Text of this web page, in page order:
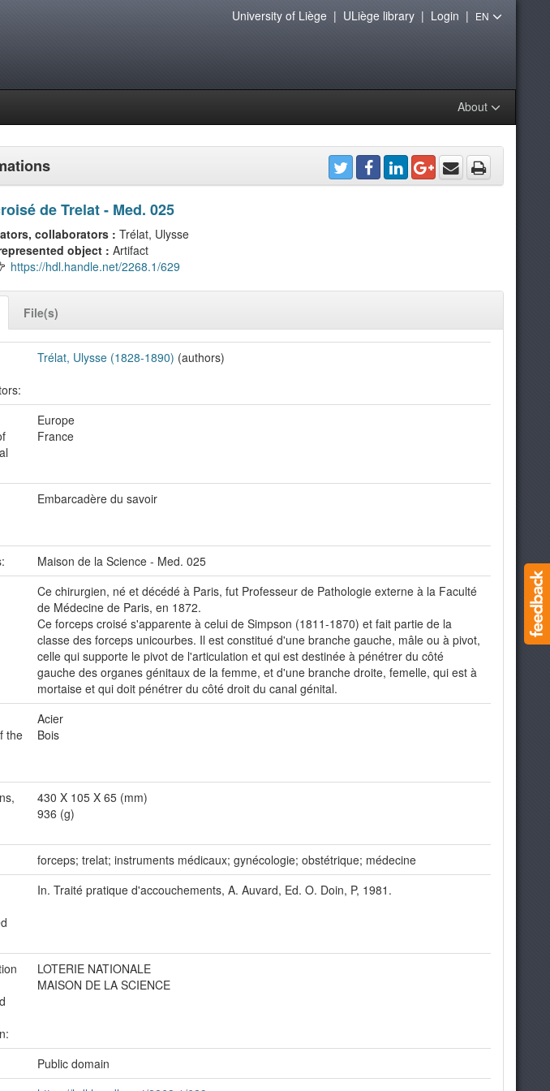
About
University of Liège| ULiège library| Login | EN
de Trelat - Med. 025
collaborators : Trélat, Ulysse
object : Artifact
https://hdl.handle.net/2268.1/629
File(s)
Trélat, Ulysse (1828-1890) (authors)
Europe
France
Embarcadère du savoir
Maison de la Science - Med. 025
Ce chirurgien, né et décédé à Paris, fut Professeur de Pathologie externe à la Faculté
de Médecine de Paris, en 1872.
Ce forceps croisé s'apparente à celui de Simpson (1811-1870) et fait partie de la
classe des forceps unicourbes. Il est constitué d'une branche gauche, mâle ou à pivot,
celle qui supporte le pivot de l'articulation et qui est destinée à pénétrer du côté
gauche des organes génitaux de la femme, et d'une branche droite, femelle, qui est à
mortaise et qui doit pénétrer du côté droit du canal génital.
the
Acier
Bois
430 X 105 X 65 (mm)
936 (g)
forceps; trelat; instruments médicaux; gynécologie; obstétrique; médecine
In. Traité pratique d'accouchements, A. Auvard, Ed. O. Doin, P, 1981.
LOTERIE NATIONALE
MAISON DE LA SCIENCE
Public domain